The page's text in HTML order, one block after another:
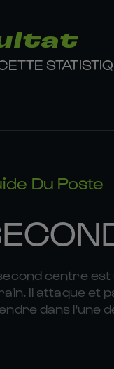
Du Poste
centre est
Il attaque et
dans l'une